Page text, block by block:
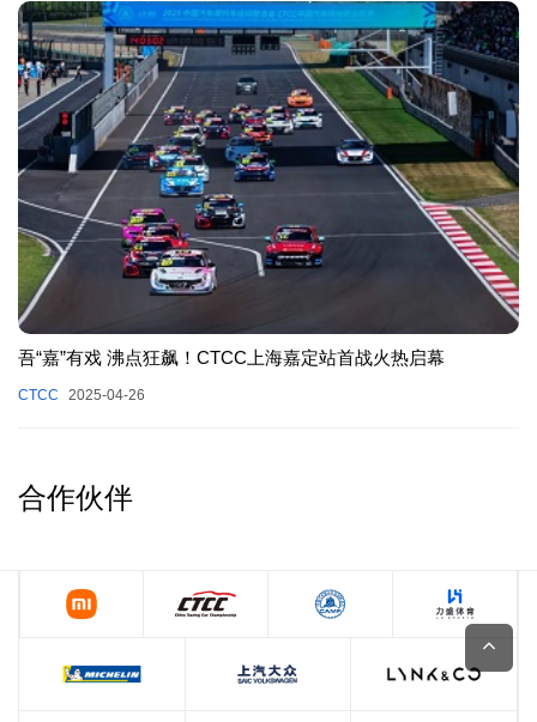
吾“嘉”有戏 沸点狂飙！CTCC上海嘉定站首战火热启幕
CTCC 2025-04-26
合作伙伴